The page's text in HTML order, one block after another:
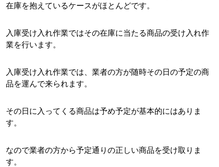
在庫を抱えているケースがほとんどです。
入庫受け入れ作業ではその在庫に当たる商品の受け入れ作
業を行います。
入庫受け入れ作業では、業者の方が随時その日の予定の商
品を運んで来られます。
その日に入ってくる商品は予め予定が基本的にはありま
す。
なので業者の方から予定通りの正しい商品を受け取りま
す。